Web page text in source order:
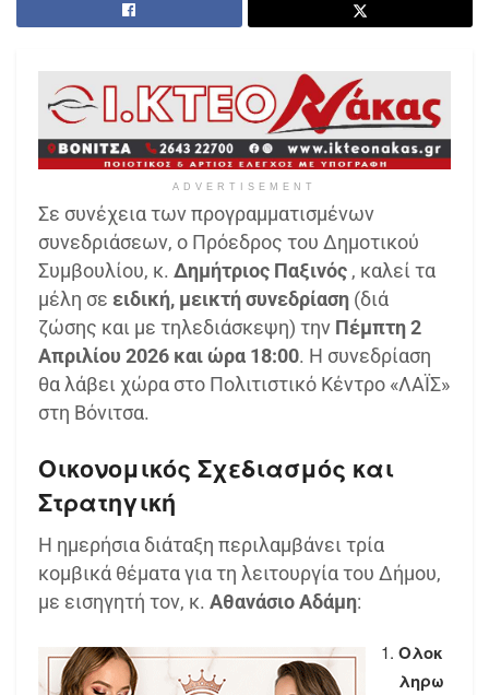
ADVERTISEMENT
Σε συνέχεια των προγραμματισμένων
συνεδριάσεων, ο Πρόεδρος του Δημοτικού
Συμβουλίου, κ. Δημήτριος Παξινός , καλεί τα
μέλη σε ειδική, μεικτή συνεδρίαση (διά
ζώσης και με τηλεδιάσκεψη) την Πέμπτη 2
Απριλίου 2026 και ώρα 18:00. Η συνεδρίαση
θα λάβει χώρα στο Πολιτιστικό Κέντρο «ΛΑΪΣ»
στη Βόνιτσα.
Οικονομικός Σχεδιασμός και
Στρατηγική
Η ημερήσια διάταξη περιλαμβάνει τρία
κομβικά θέματα για τη λειτουργία του Δήμου,
με εισηγητή τον, κ. Αθανάσιο Αδάμη:
Ολοκ
ληρω